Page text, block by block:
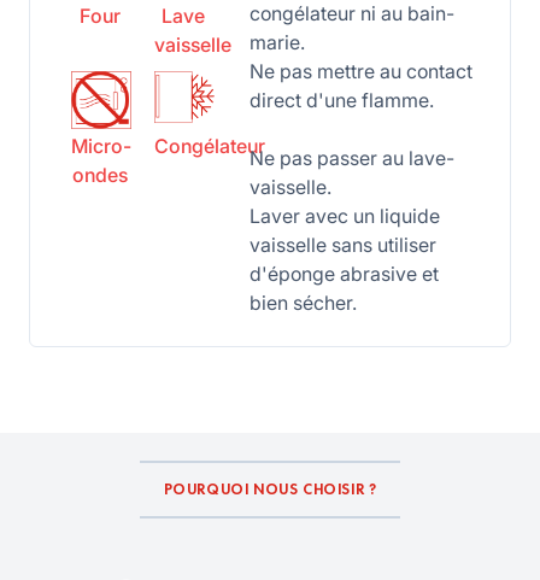
Four
Lave
vaisselle
Micro-
ondes
Congélateur
congélateur ni au bain-
marie.
Ne pas mettre au contact
direct d'une flamme.
Ne pas passer au lave-
vaisselle.
Laver avec un liquide
vaisselle sans utiliser
d'éponge abrasive et
bien sécher.
POURQUOI NOUS CHOISIR ?